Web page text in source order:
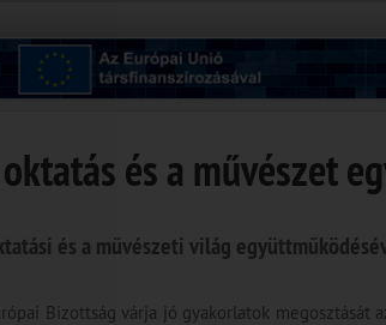
és a művészet
és a művészeti világ
Bizottság várja jó gyakorlatok